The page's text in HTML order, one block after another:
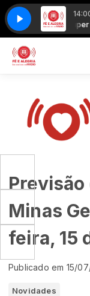
Super
2 FE
Minas
feira, 15
Publicado em 15/
Novidades